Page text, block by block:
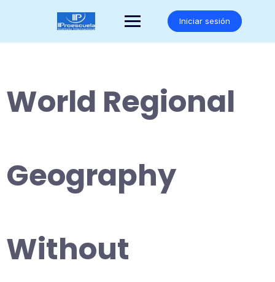
Iniciar sesión
World Regional
Geography
Without